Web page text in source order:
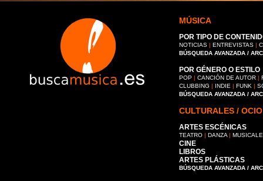
MÚSICA
POR TIPO DE
NOTICIAS | ENTREVISTAS |
BÚSQUEDA AVANZADA /
POR GÉNERO O ESTILO
POP | CANCIÓN DE AUTOR |
CLUBBING | INDIE | FUNK |
BÚSQUEDA AVANZADA /
CULTURALES / OCIO
ARTES ESCÉNICAS
TEATRO | DANZA |
CINE
LIBROS
ARTES PLÁSTICAS
BÚSQUEDA AVANZADA /